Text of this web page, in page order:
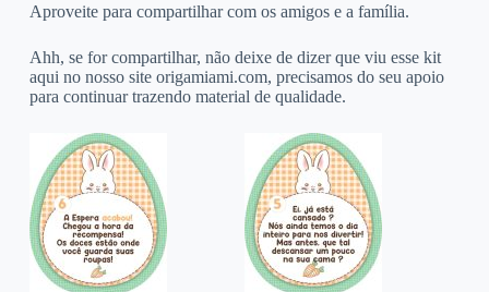
Aproveite para compartilhar com os amigos e a família.
Ahh, se for compartilhar, não deixe de dizer que viu esse kit
aqui no nosso site origamiami.com, precisamos do seu apoio
para continuar trazendo material de qualidade.